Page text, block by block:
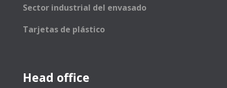
Sector industrial del envasado
Tarjetas de plástico
Head office